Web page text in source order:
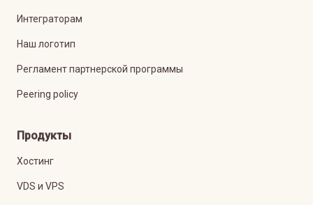
Интеграторам
Наш логотип
Регламент партнерской программы
Peering policy
Продукты
Хостинг
VDS и VPS